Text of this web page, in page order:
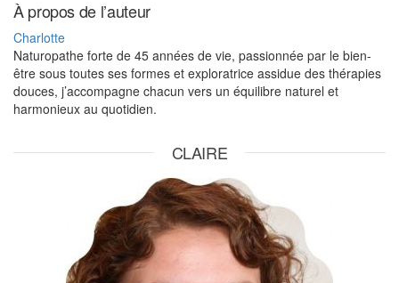
À propos de l’auteur
Charlotte
Naturopathe forte de 45 années de vie, passionnée par le bien-
être sous toutes ses formes et exploratrice assidue des thérapies
douces, j’accompagne chacun vers un équilibre naturel et
harmonieux au quotidien.
CLAIRE